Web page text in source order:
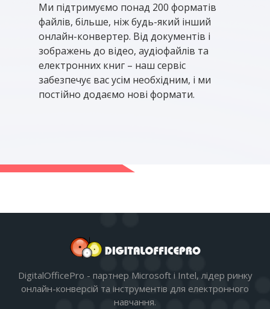
Ми підтримуємо понад 200 форматів
файлів, більше, ніж будь-який інший
онлайн-конвертер. Від документів і
зображень до відео, аудіофайлів та
електронних книг – наш сервіс
забезпечує вас усім необхідним, і ми
постійно додаємо нові формати.
DigitalOfficePro - партнер Microsoft і Intel, лідер ринку
онлайн-конверсій та інструментів для електронного
навчання.